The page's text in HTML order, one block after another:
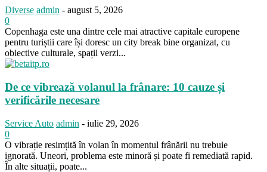
Diverse admin - august 5, 2026
0
Copenhaga este una dintre cele mai atractive capitale europene
pentru turiștii care își doresc un city break bine organizat, cu
obiective culturale, spații verzi...
De ce vibrează volanul la frânare: 10 cauze și
verificările necesare
Service Auto admin - iulie 29, 2026
0
O vibrație resimțită în volan în momentul frânării nu trebuie
ignorată. Uneori, problema este minoră și poate fi remediată rapid.
În alte situații, poate...